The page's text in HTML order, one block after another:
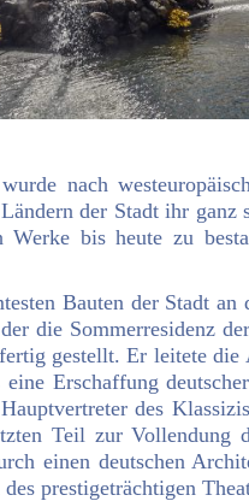
nach
der Stadt ihr ganz
Werke bis heute zu
Bauten der Stadt
die Sommerresidenz
gestellt. Er leitete die
Erschaffung
des
Teil zur Vollendung
einen deutschen
prestigeträchtigen